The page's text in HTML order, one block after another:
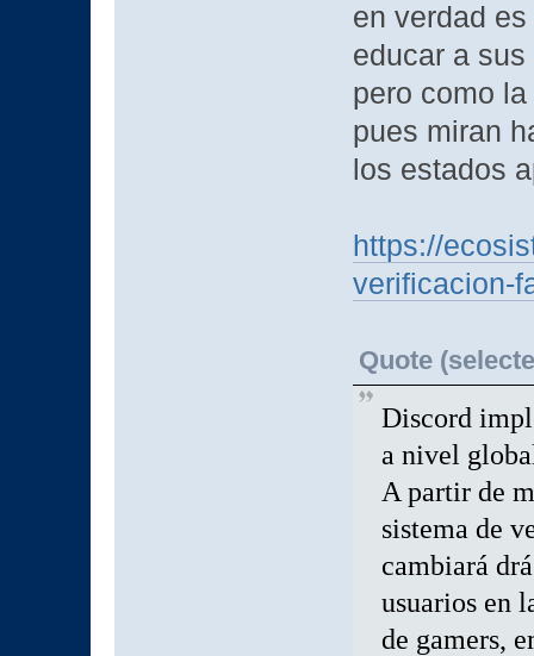
en verdad
educar a
pero como
pues miran
los estados
https://
verificacion-
Quote
Discord
a nivel
A partir de
sistema de
cambiará
usuarios en
de gamers,